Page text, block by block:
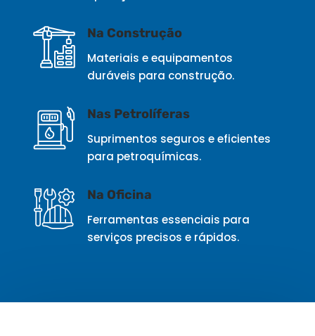
Na Construção
Materiais e equipamentos
duráveis para construção.
Nas Petrolíferas
Suprimentos seguros e eficientes
para petroquímicas.
Na Oficina
Ferramentas essenciais para
serviços precisos e rápidos.